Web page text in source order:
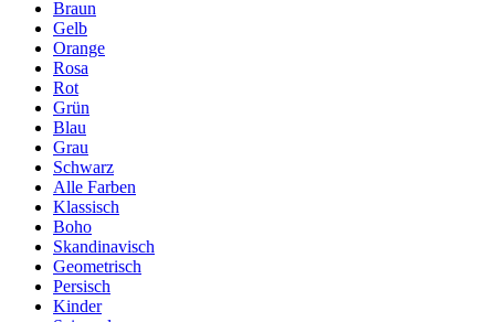
Braun
Gelb
Orange
Rosa
Rot
Grün
Blau
Grau
Schwarz
Alle Farben
Klassisch
Boho
Skandinavisch
Geometrisch
Persisch
Kinder